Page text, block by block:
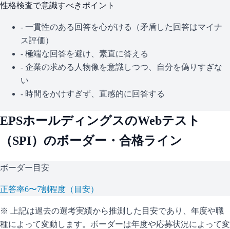
性格検査で意識すべきポイント
- 一貫性のある回答を心がける（矛盾した回答はマイナ
ス評価）
- 極端な回答を避け、素直に答える
- 企業の求める人物像を意識しつつ、自分を偽りすぎな
い
- 時間をかけすぎず、直感的に回答する
EPSホールディングスのWebテスト
（SPI）のボーダー・合格ライン
ボーダー目安
正答率6〜7割程度（目安）
※ 上記は過去の選考実績から推測した目安であり、年度や職
種によって変動します。 ボーダーは年度や応募状況によって変